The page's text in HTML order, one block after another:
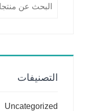
التصنيفات
Uncategorized